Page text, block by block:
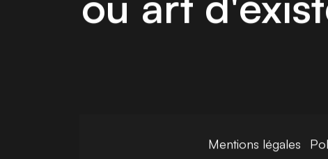
Mentions légales